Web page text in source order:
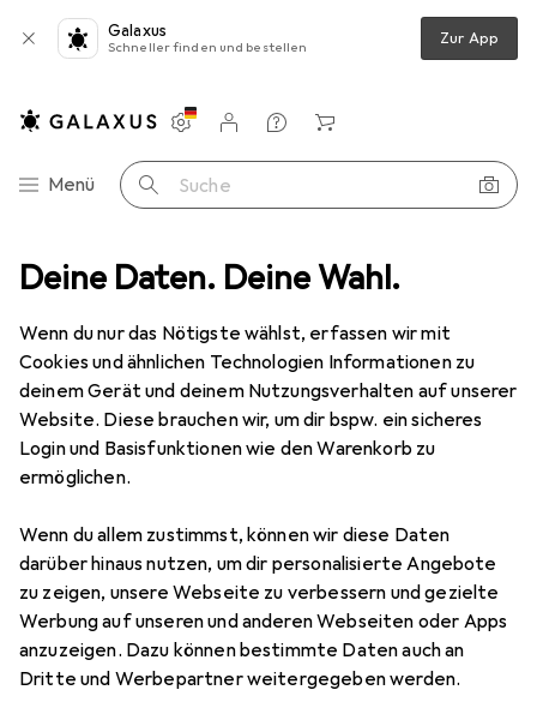
Deine Daten. Deine Wahl.
Wenn du nur das Nötigste wählst, erfassen wir mit
Cookies und ähnlichen Technologien Informationen zu
deinem Gerät und deinem Nutzungsverhalten auf unserer
Website. Diese brauchen wir, um dir bspw. ein sicheres
Login und Basisfunktionen wie den Warenkorb zu
ermöglichen.
Wenn du allem zustimmst, können wir diese Daten
darüber hinaus nutzen, um dir personalisierte Angebote
zu zeigen, unsere Webseite zu verbessern und gezielte
Werbung auf unseren und anderen Webseiten oder Apps
anzuzeigen. Dazu können bestimmte Daten auch an
Dritte und Werbepartner weitergegeben werden.
Galaxus
Schneller finden und bestellen Zur App
Navigation nach Kategorien
Menü Suche
Einstellungen
Kundenkonto
Vergleichslisten
Merklisten
Warenkorb
Ballsport Zubehör Ballsport Sport-Thieme Hubpumpe Team
6 Bilder
Sport-Thieme Hubpumpe Team
EUR
37,49
Bewertungen Marke
Mehr von Sport-Thieme